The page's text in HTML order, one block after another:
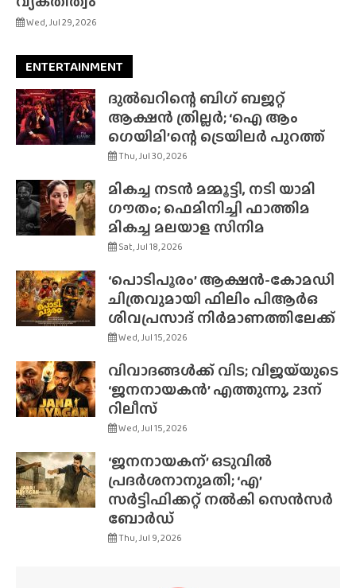
Wed, Jul 29, 2026
ENTERTAINMENT
ദുൽഖറിന്റെ ബിഗ് ബജറ്റ്
ആക്ഷൻ ത്രില്ലർ; ‘ഐ ആം
ഗെയിമി’ന്റെ ട്രെയിലർ പുറത്ത്
Thu, Jul 30, 2026
മികച്ച നടൻ മമ്മൂട്ടി, നടി യാമി
ഗൗതം; ഫെമിനിച്ചി ഫാത്തിമ
മികച്ച മലയാള സിനിമ
Sat, Jul 18, 2026
‘പൊടിപൂരം’ ആക്ഷൻ-കോമഡി
ചിത്രവുമായി ഫിലിം പിആർഒ
ശിവപ്രസാദ് നിർമാണത്തിലേക്ക്
Wed, Jul 15, 2026
വിവാദങ്ങൾക്ക് വിട; വിജയ്‌യുടെ
‘ജനനായകൻ’ എത്തുന്നു, 23ന്
റിലീസ്
Wed, Jul 15, 2026
‘ജനനായകന്’ ഒടുവിൽ
പ്രദർശനാനുമതി; ‘എ’
സർട്ടിഫിക്കറ്റ് നൽകി സെൻസർ
ബോർഡ്
Thu, Jul 9, 2026